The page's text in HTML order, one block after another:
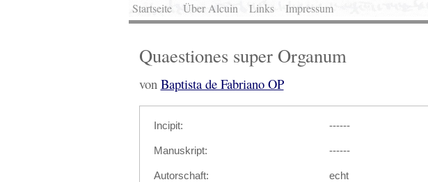
Startseite Über Alcuin Links Impressum
Quaestiones super Organum
von Baptista de Fabriano OP
Incipit: ------
Manuskript: ------
Autorschaft: echt